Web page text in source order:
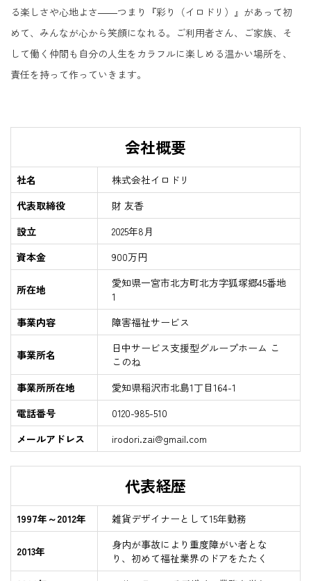
る楽しさや心地よさ――つまり『彩り（イロドリ）』があって初
めて、みんなが心から笑顔になれる。ご利用者さん、ご家族、そ
して働く仲間も自分の人生をカラフルに楽しめる温かい場所を、
責任を持って作っていきます。
会社概要
社名
株式会社イロドリ
代表取締役
財 友香
設立
2025年8月
資本金
900万円
所在地
愛知県一宮市北方町北方字狐塚郷45番地
1
事業内容
障害福祉サービス
事業所名
日中サービス支援型グループホーム こ
このね
事業所所在地
愛知県稲沢市北島1丁目164-1
電話番号
0120-985-510
メールアドレス
irodori.zai@gmail.com
代表経歴
1997年～2012年 雑貨デザイナーとして15年勤務
2013年
身内が事故により重度障がい者とな
り、初めて福祉業界のドアをたたく